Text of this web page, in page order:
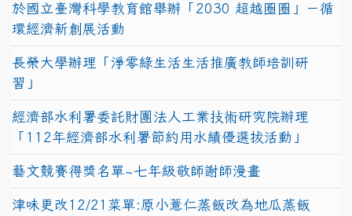
於國立臺灣科學教育館舉辦「2030 超越圈圈」－循
環經濟新創展活動
長榮大學辦理「淨零綠生活生活推廣教師培訓研
習」
經濟部水利署委託財團法人工業技術研究院辦理
「112年經濟部水利署節約用水績優選拔活動」
藝文競賽得獎名單~七年級敬師謝師漫畫
津味更改12/21菜單:原小薏仁蒸飯改為地瓜蒸飯